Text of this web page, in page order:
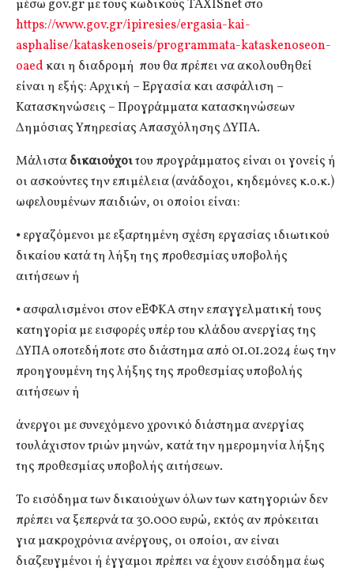
μέσω gov.gr με τους κωδικούς TAXISnet στο
https://www.gov.gr/ipiresies/ergasia-kai-
asphalise/kataskenoseis/programmata-kataskenoseon-
oaedκαι η διαδρομή που θα πρέπει να ακολουθηθεί
είναι η εξής: Αρχική – Εργασία και ασφάλιση –
Κατασκηνώσεις – Προγράμματα κατασκηνώσεων
Δημόσιας Υπηρεσίας Απασχόλησης ΔΥΠΑ.
Μάλισταδικαιούχοιτου προγράμματος είναι οι γονείς ή
οι ασκούντες την επιμέλεια (ανάδοχοι, κηδεμόνες κ.ο.κ.)
ωφελουμένων παιδιών, οι οποίοι είναι:
⦁ εργαζόμενοι με εξαρτημένη σχέση εργασίας ιδιωτικού
δικαίου κατά τη λήξη της προθεσμίας υποβολής
αιτήσεων ή
⦁ ασφαλισμένοι στον eEΦΚΑ στην επαγγελματική τους
κατηγορία με εισφορές υπέρ του κλάδου ανεργίας της
ΔΥΠΑ οποτεδήποτε στο διάστημα από 01.01.2024 έως την
προηγουμένη της λήξης της προθεσμίας υποβολής
αιτήσεων ή
άνεργοι με συνεχόμενο χρονικό διάστημα ανεργίας
τουλάχιστον τριών μηνών, κατά την ημερομηνία λήξης
της προθεσμίας υποβολής αιτήσεων.
Το εισόδημα των δικαιούχων όλων των κατηγοριών δεν
πρέπει να ξεπερνά τα 30.000 ευρώ, εκτός αν πρόκειται
για μακροχρόνια ανέργους, οι οποίοι, αν είναι
διαζευγμένοι ή έγγαμοι πρέπει να έχουν εισόδημα έως